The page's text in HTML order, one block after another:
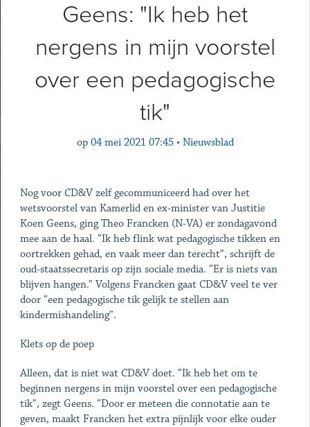
Geens: "Ik heb het
nergens in mijn voorstel
over een pedagogische
tik"
op 04 mei 2021 07:45 • Nieuwsblad
Nog voor CD&V zelf gecommuniceerd had over het
wetsvoorstel van Kamerlid en ex-minister van Justitie
Koen Geens, ging Theo Francken (N-VA) er zondagavond
mee aan de haal. “Ik heb flink wat pedagogische tikken en
oortrekken gehad, en vaak meer dan terecht”, schrijft de
oud-staatssecretaris op zijn sociale media. “Er is niets van
blijven hangen.” Volgens Francken gaat CD&V veel te ver
door “een pedagogische tik gelijk te stellen aan
kindermishandeling”.
Klets op de poep
Alleen, dat is niet wat CD&V doet. “Ik heb het om te
beginnen nergens in mijn voorstel over een pedagogische
tik”, zegt Geens. “Door er meteen die connotatie aan te
geven, maakt Francken het extra pijnlijk voor elke ouder